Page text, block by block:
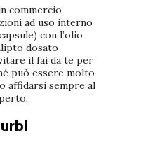
commercio
ad uso interno
con l’olio
dosato
il fai da te per
può essere molto
affidarsi sempre al